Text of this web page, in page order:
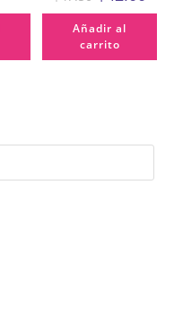
Añadir al
carrito